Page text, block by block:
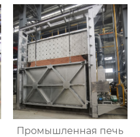
Промышленная печь